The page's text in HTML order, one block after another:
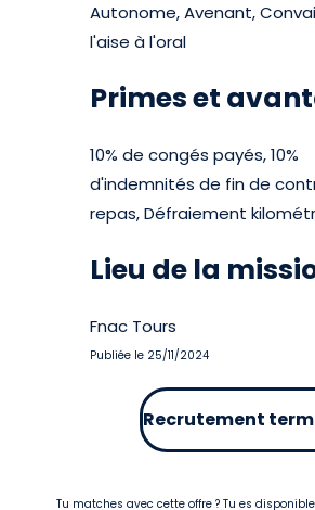
Autonome, Avenant,
l'aise à l'oral
Primes et
10% de congés payés, 10%
d'indemnités de fin de
repas, Défraiement
Lieu de la
Fnac Tours
Publiée le 25/11/2024
Recrutement
Tu matches avec cette offre ? Tu es